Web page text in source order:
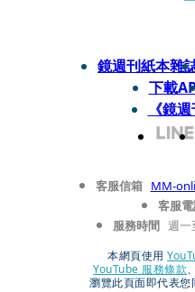
鏡週刊紙本雜
下載
《鏡
客服信箱 MM-
客服
服務時間 週一
本網頁使用
YouTube 服務條款、
瀏覽此頁面即代表